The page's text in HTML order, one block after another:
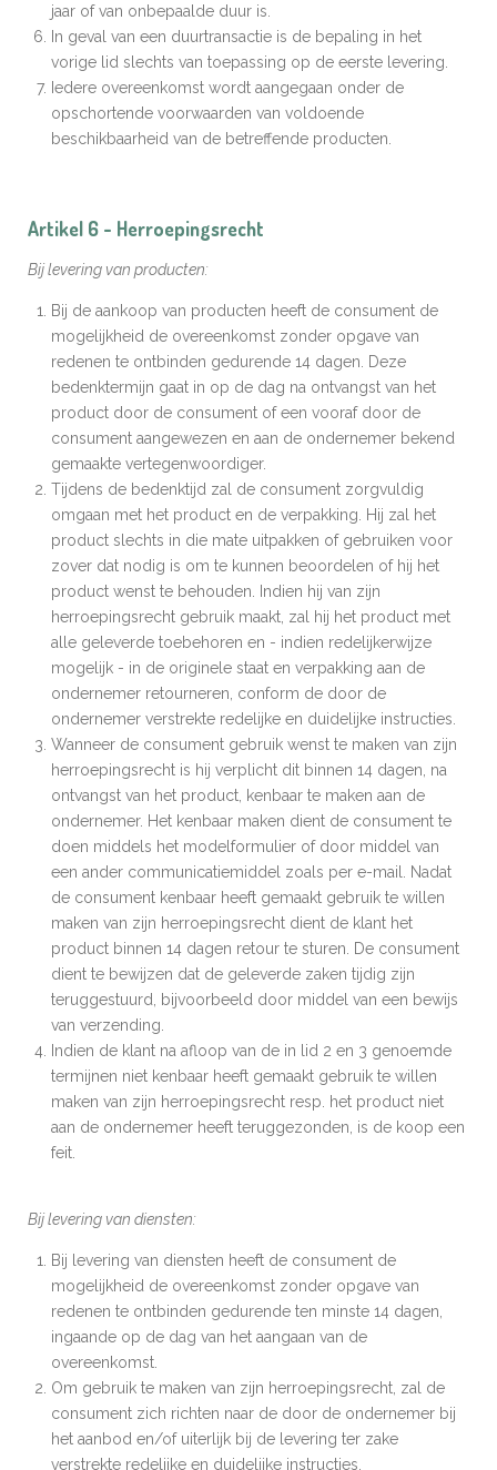
jaar of van onbepaalde duur is.
In geval van een duurtransactie is de bepaling in het
vorige lid slechts van toepassing op de eerste levering.
Iedere overeenkomst wordt aangegaan onder de
opschortende voorwaarden van voldoende
beschikbaarheid van de betreffende producten.
Artikel 6 - Herroepingsrecht
Bij levering van producten:
Bij de aankoop van producten heeft de consument de
mogelijkheid de overeenkomst zonder opgave van
redenen te ontbinden gedurende 14 dagen. Deze
bedenktermijn gaat in op de dag na ontvangst van het
product door de consument of een vooraf door de
consument aangewezen en aan de ondernemer bekend
gemaakte vertegenwoordiger.
Tijdens de bedenktijd zal de consument zorgvuldig
omgaan met het product en de verpakking. Hij zal het
product slechts in die mate uitpakken of gebruiken voor
zover dat nodig is om te kunnen beoordelen of hij het
product wenst te behouden. Indien hij van zijn
herroepingsrecht gebruik maakt, zal hij het product met
alle geleverde toebehoren en - indien redelijkerwijze
mogelijk - in de originele staat en verpakking aan de
ondernemer retourneren, conform de door de
ondernemer verstrekte redelijke en duidelijke instructies.
Wanneer de consument gebruik wenst te maken van zijn
herroepingsrecht is hij verplicht dit binnen 14 dagen, na
ontvangst van het product, kenbaar te maken aan de
ondernemer. Het kenbaar maken dient de consument te
doen middels het modelformulier of door middel van
een ander communicatiemiddel zoals per e-mail. Nadat
de consument kenbaar heeft gemaakt gebruik te willen
maken van zijn herroepingsrecht dient de klant het
product binnen 14 dagen retour te sturen. De consument
dient te bewijzen dat de geleverde zaken tijdig zijn
teruggestuurd, bijvoorbeeld door middel van een bewijs
van verzending.
Indien de klant na afloop van de in lid 2 en 3 genoemde
termijnen niet kenbaar heeft gemaakt gebruik te willen
maken van zijn herroepingsrecht resp. het product niet
aan de ondernemer heeft teruggezonden, is de koop een
feit.
Bij levering van diensten:
Bij levering van diensten heeft de consument de
mogelijkheid de overeenkomst zonder opgave van
redenen te ontbinden gedurende ten minste 14 dagen,
ingaande op de dag van het aangaan van de
overeenkomst.
Om gebruik te maken van zijn herroepingsrecht, zal de
consument zich richten naar de door de ondernemer bij
het aanbod en/of uiterlijk bij de levering ter zake
verstrekte redelijke en duidelijke instructies.